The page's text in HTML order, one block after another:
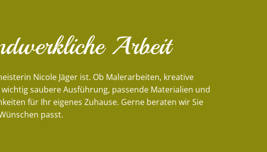
Arbeit
Nicole Jäger ist. Ob Malerarbeiten, kreative
saubere Ausführung, passende Materialien und
für Ihr eigenes Zuhause. Gerne beraten wir Sie
passt.